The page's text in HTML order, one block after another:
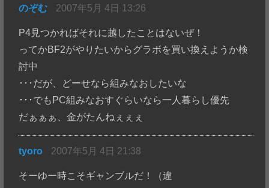
のぞむ 2007年5月 4日 13:26
P4見つかればそれに越したことはないぜ！
ってかBF2がやりたいからグラボを買い換えようか検
討中
･･･だが、どーせなら組みなおしたいな
･･･でもPC組みなおすぐらいなら一人暮らし優先
だぁぁぁ、金がたんねぇぇぇ
tyoro 2007年5月 4日 21:38
そーゆー時こそギャンブルだ！（違